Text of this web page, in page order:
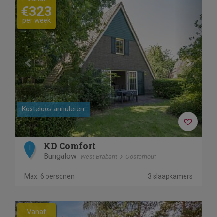
Kosteloos annuleren
€323
per week
KD Comfort
Bungalow West Brabant Oosterhout
Max. 6 personen 3 slaapkamers
Previous Next
Vanaf